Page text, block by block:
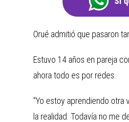
Orué admitió que pasaron
Estuvo 14 años en pareja
ahora todo es por redes.
“Yo estoy aprendiendo
la realidad. Todavía no me